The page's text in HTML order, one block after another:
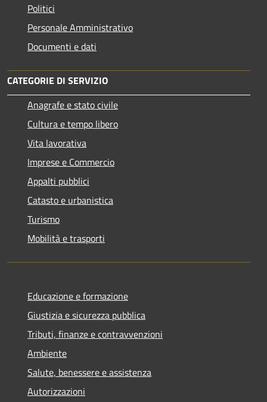
Politici
Personale Amministrativo
Documenti e dati
CATEGORIE DI SERVIZIO
Anagrafe e stato civile
Cultura e tempo libero
Vita lavorativa
Imprese e Commercio
Appalti pubblici
Catasto e urbanistica
Turismo
Mobilità e trasporti
Educazione e formazione
Giustizia e sicurezza pubblica
Tributi, finanze e contravvenzioni
Ambiente
Salute, benessere e assistenza
Autorizzazioni